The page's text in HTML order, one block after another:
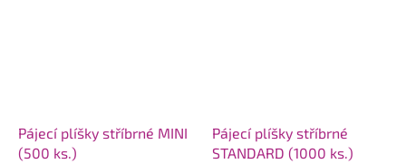
Pájecí plíšky stříbrné MINI
(500 ks.)
Pájecí plíšky stříbrné
STANDARD (1000 ks.)